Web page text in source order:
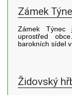
Zámek
Zámek Týnec
uprostřed
barokních sídel
Židovský